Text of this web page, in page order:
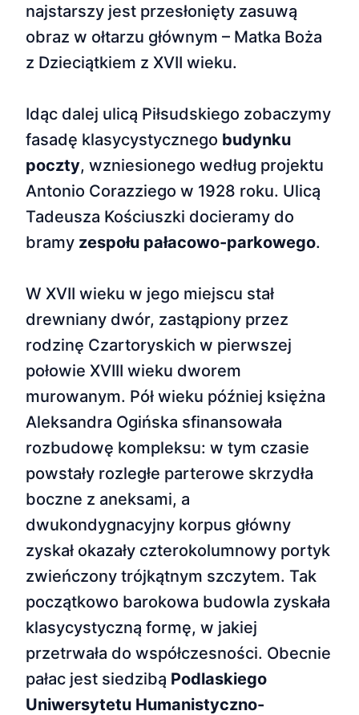
najstarszy jest przesłonięty zasuwą
obraz w ołtarzu głównym – Matka Boża
z Dzieciątkiem z XVII wieku.
Idąc dalej ulicą Piłsudskiego zobaczymy
fasadę klasycystycznego budynku
poczty, wzniesionego według projektu
Antonio Corazziego w 1928 roku. Ulicą
Tadeusza Kościuszki docieramy do
bramy zespołu pałacowo-parkowego.
W XVII wieku w jego miejscu stał
drewniany dwór, zastąpiony przez
rodzinę Czartoryskich w pierwszej
połowie XVIII wieku dworem
murowanym. Pół wieku później księżna
Aleksandra Ogińska sfinansowała
rozbudowę kompleksu: w tym czasie
powstały rozległe parterowe skrzydła
boczne z aneksami, a
dwukondygnacyjny korpus główny
zyskał okazały czterokolumnowy portyk
zwieńczony trójkątnym szczytem. Tak
początkowo barokowa budowla zyskała
klasycystyczną formę, w jakiej
przetrwała do współczesności. Obecnie
pałac jest siedzibą Podlaskiego
Uniwersytetu Humanistyczno-